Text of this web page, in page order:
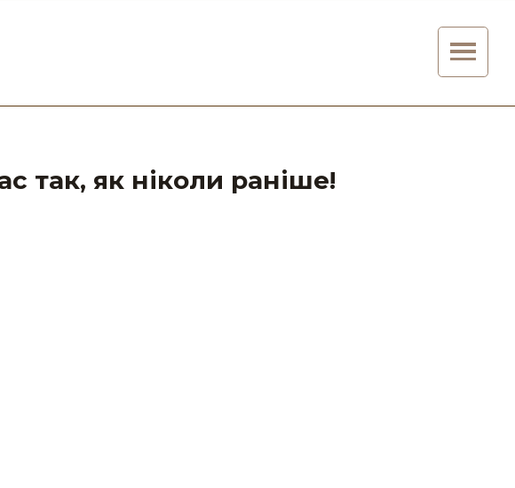
так, як ніколи раніше!